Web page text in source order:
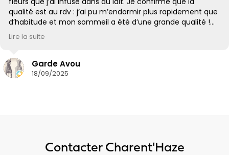
Contacter Charent'Haze